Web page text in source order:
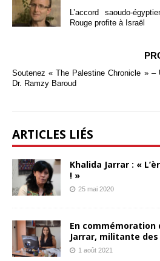
L’accord saoudo-
Rouge profite à Israël
Soutenez « The Palestine Chronicle » –
Dr. Ramzy Baroud
ARTICLES LIÉS
Khalida Jarrar : «
! »
25 mai 2020
En commémoration
Jarrar, militante
1 août 2021